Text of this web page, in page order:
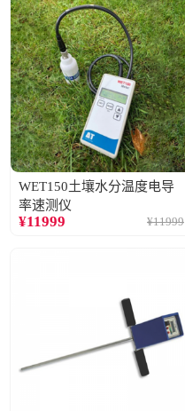
WET150土壤水分温度电导
率速测仪
¥11999 ¥11999